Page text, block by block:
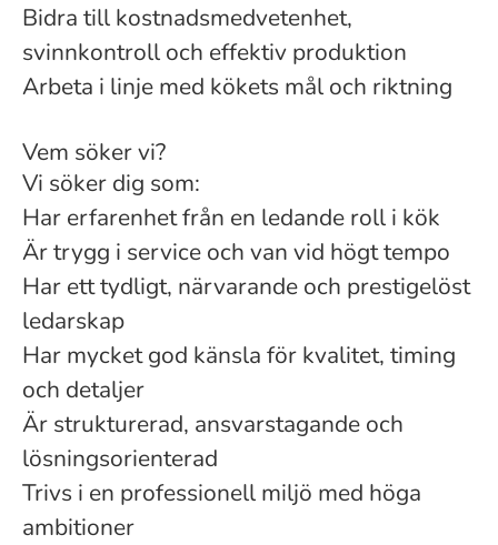
Bidra till kostnadsmedvetenhet,
svinnkontroll och effektiv produktion
Arbeta i linje med kökets mål och riktning
Vem söker vi?
Vi söker dig som:
Har erfarenhet från en ledande roll i kök
Är trygg i service och van vid högt tempo
Har ett tydligt, närvarande och prestigelöst
ledarskap
Har mycket god känsla för kvalitet, timing
och detaljer
Är strukturerad, ansvarstagande och
lösningsorienterad
Trivs i en professionell miljö med höga
ambitioner